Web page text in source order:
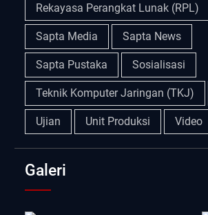
Rekayasa Perangkat Lunak (RPL)
Sapta Media Sapta News
Sapta Pustaka Sosialisasi
Teknik Komputer Jaringan (TKJ)
Ujian Unit Produksi Video
Galeri